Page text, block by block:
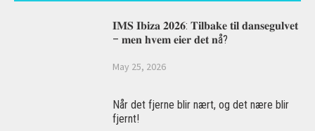
𝐈𝐌𝐒 𝐈𝐛𝐢𝐳𝐚 𝟐𝟎𝟐𝟔: 𝐓𝐢𝐥𝐛𝐚𝐤𝐞 𝐭𝐢𝐥 𝐝𝐚𝐧𝐬𝐞𝐠𝐮𝐥𝐯𝐞𝐭
– 𝐦𝐞𝐧 𝐡𝐯𝐞𝐦 𝐞𝐢𝐞𝐫 𝐝𝐞𝐭 𝐧å?
May 25, 2026
Når det fjerne blir nært, og det nære blir
fjernt!